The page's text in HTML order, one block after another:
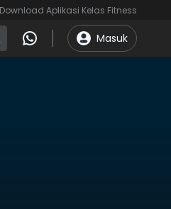
Download Aplikasi Kelas Fitness
Masuk